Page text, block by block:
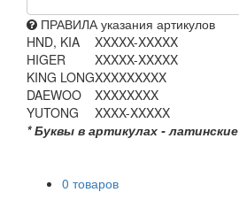
ПРАВИЛА указания артикулов
HND, KIA
XXXXX-XXXXX
HIGER
XXXXX-XXXXX
KING LONGXXXXXXXXX
DAEWOO
XXXXXXXX
YUTONG
XXXX-XXXXX
* Буквы в артикулах - латинские
0 товаров